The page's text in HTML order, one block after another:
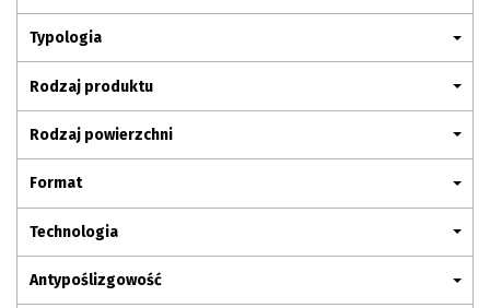
Typologia
Rodzaj produktu
Rodzaj powierzchni
Format
Technologia
Antypoślizgowość
Pytania i odpowiedzi
Kariera
Kontakt
Komunikacja z akcjonariuszami